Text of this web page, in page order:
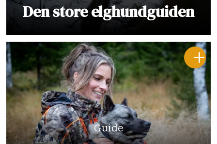
Den store elghundguiden
Guide